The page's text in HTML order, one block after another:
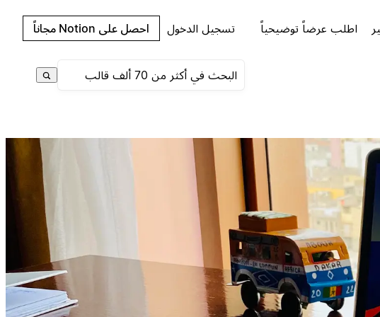
اطلب عرضاً توضيحياً تسجيل الدخول احصل على Notion مجاناً